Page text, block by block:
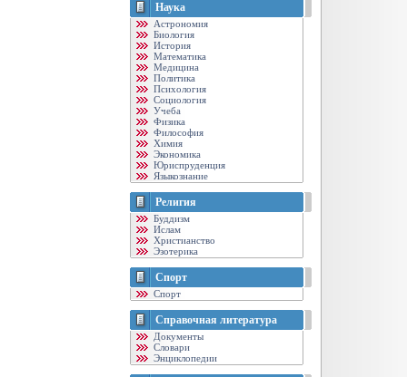
Наука
Астрономия
Биология
История
Математика
Медицина
Политика
Психология
Социология
Учеба
Физика
Философия
Химия
Экономика
Юриспруденция
Языкознание
Религия
Буддизм
Ислам
Христианство
Эзотерика
Спорт
Спорт
Справочная литература
Документы
Словари
Энциклопедии